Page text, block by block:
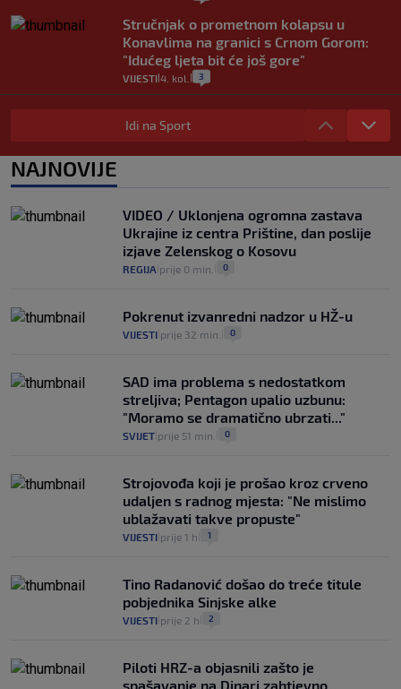
Stručnjak o prometnom kolapsu u
Konavlima na granici s Crnom Gorom:
"Idućeg ljeta bit će još gore"
VIJESTI 4. kol. 3
Iz Hrvatske u Italiju može se i preko
mora. Provjerili smo brodske linije i
VIJESTI 3. kol. 2
vidjeti na akcijama u trgovinama"
VIJESTI 3. kol. 8
Idi na Sport
NAJNOVIJE
VIDEO / Uklonjena ogromna zastava
Ukrajine iz centra Prištine, dan poslije
izjave Zelenskog o Kosovu
REGIJA prije 0 min. 0
Pokrenut izvanredni nadzor u HŽ-u
VIJESTI prije 32 min. 0
SAD ima problema s nedostatkom
streljiva; Pentagon upalio uzbunu:
"Moramo se dramatično ubrzati..."
SVIJET prije 51 min. 0
Strojovođa koji je prošao kroz crveno
udaljen s radnog mjesta: "Ne mislimo
ublažavati takve propuste"
VIJESTI prije 1 h 1
Tino Radanović došao do treće titule
pobjednika Sinjske alke
VIJESTI prije 2 h 2
Piloti HRZ-a objasnili zašto je
spašavanje na Dinari zahtjevno